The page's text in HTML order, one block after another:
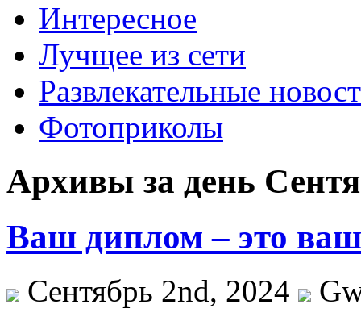
Интересное
Лучщее из сети
Развлекательные
Фотоприколы
Архивы за день
Ваш диплом – это
Сентябрь 2nd, 2024